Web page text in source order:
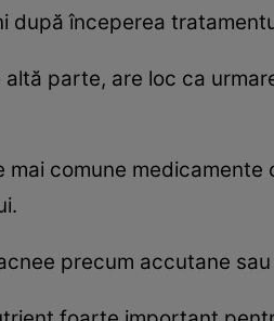
după începerea
parte, are loc ca
comune
precum accutane